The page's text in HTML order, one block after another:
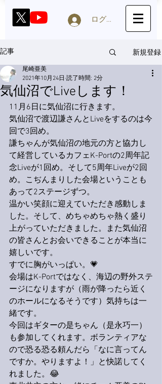
ログイン
記事 新規登録
気仙沼でLiveします！
尾崎亜美
2021年10月24日 読了時間: 2分
11月6日に気仙沼に行きます。
気仙沼で渡辺謙さんとLiveをするのは今
回で3回め。
謙ちゃんが気仙沼の地元の方と協力し
て経営しているカフェK-Portの2周年記
念Liveが1回め。そして5周年Liveが2回
め。こぢんまりした会場ということも
あって2ステージずつ。
温かい笑顔に迎えていただき感動しま
した。そして、めちゃめちゃ熱く盛り
上がっていただきました。また気仙沼
の皆さんとお会いできることが本当に
嬉しいです。
すでに胸がいっぱい。💗
会場はK-Portではなく、海辺の野外ステ
ージになりますが（雨が降ったら近く
のホールになるそうです）気持ちは一
緒です。
今回はギターの是ちゃん（是永巧一）
も参加してくれます。ボランティアな
ので恐る恐る頼んだら「なに言ってん
ですか。やりますよ！」と快諾してく
れました。😂